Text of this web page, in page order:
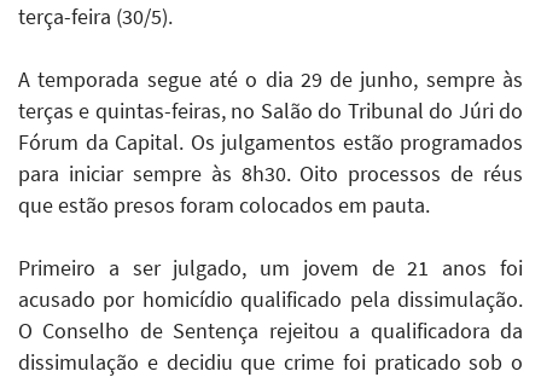
terça-feira (30/5).
A temporada segue até o dia 29 de junho, sempre às
terças e quintas-feiras, no Salão do Tribunal do Júri do
Fórum da Capital. Os julgamentos estão programados
para iniciar sempre às 8h30. Oito processos de réus
que estão presos foram colocados em pauta.
Primeiro a ser julgado, um jovem de 21 anos foi
acusado por homicídio qualificado pela dissimulação.
O Conselho de Sentença rejeitou a qualificadora da
dissimulação e decidiu que crime foi praticado sob o